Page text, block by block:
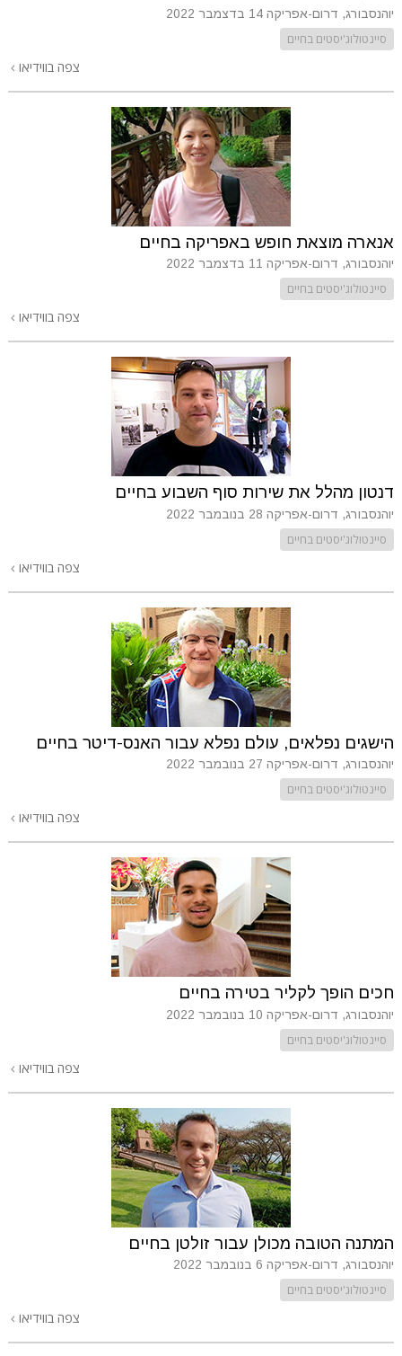
יוהנסבורג, דרום-אפריקה 14 בדצמבר 2022
סיינטולוג'יסטים בחיים
צפה בווידיאו
אנארה מוצאת חופש באפריקה בחיים
יוהנסבורג, דרום-אפריקה 11 בדצמבר 2022
סיינטולוג'יסטים בחיים
צפה בווידיאו
דנטון מהלל את שירות סוף השבוע בחיים
יוהנסבורג, דרום-אפריקה 28 בנובמבר 2022
סיינטולוג'יסטים בחיים
צפה בווידיאו
הישגים נפלאים, עולם נפלא עבור האנס-דיטר בחיים
יוהנסבורג, דרום-אפריקה 27 בנובמבר 2022
סיינטולוג'יסטים בחיים
צפה בווידיאו
חכים הופך לקליר בטירה בחיים
יוהנסבורג, דרום-אפריקה 10 בנובמבר 2022
סיינטולוג'יסטים בחיים
צפה בווידיאו
המתנה הטובה מכולן עבור זולטן בחיים
יוהנסבורג, דרום-אפריקה 6 בנובמבר 2022
סיינטולוג'יסטים בחיים
צפה בווידיאו